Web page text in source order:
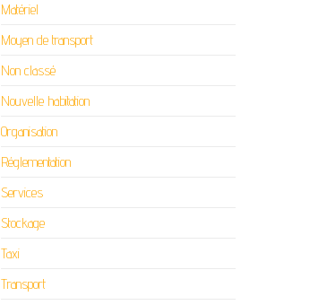
Matériel
Moyen de transport
Non classé
Nouvelle habitation
Organisation
Réglementation
Services
Stockage
Taxi
Transport